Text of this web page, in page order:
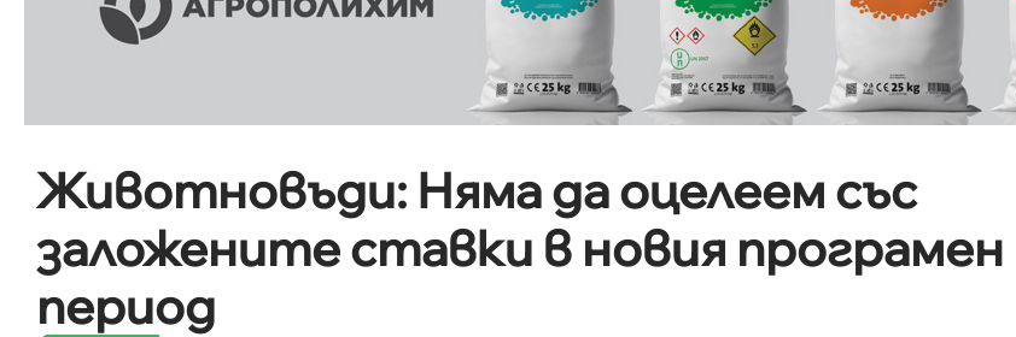
Животновъди: Няма да оцелеем със
заложените ставки в новия програмен
период